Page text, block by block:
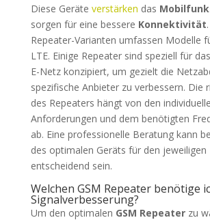
Diese Geräte verstärken das
sorgen für eine bessere Konnektivität
Repeater-Varianten umfassen Modelle
LTE. Einige Repeater sind speziell für
E-Netz konzipiert, um gezielt die
spezifische Anbieter zu verbessern. Die
des Repeaters hängt von den
Anforderungen und dem benötigten
ab. Eine professionelle Beratung kann
des optimalen Geräts für den jeweiligen
entscheidend sein.
Welchen GSM Repeater benötige
Signalverbesserung?
Um den optimalen GSM Repeaterzu